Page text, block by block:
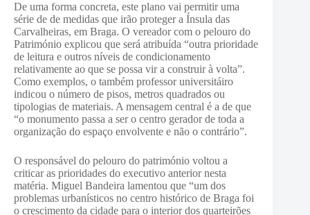
De uma forma concreta, este plano vai permitir uma
série de de medidas que irão proteger a Ínsula das
Carvalheiras, em Braga. O vereador com o pelouro do
Património explicou que será atribuída “outra prioridade
de leitura e outros níveis de condicionamento
relativamente ao que se possa vir a construir à volta”.
Como exemplos, o também professor universitáiro
indicou o número de pisos, metros quadrados ou
tipologias de materiais. A mensagem central é a de que
“o monumento passa a ser o centro gerador de toda a
organização do espaço envolvente e não o contrário”.
O responsável do pelouro do património voltou a
criticar as prioridades do executivo anterior nesta
matéria. Miguel Bandeira lamentou que “um dos
problemas urbanísticos no centro histórico de Braga foi
o crescimento da cidade para o interior dos quarteirões